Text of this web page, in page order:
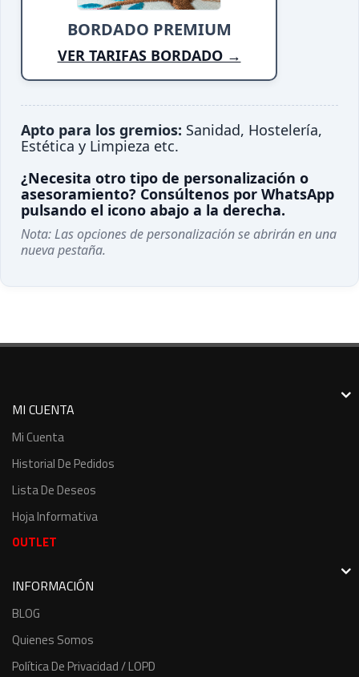
BORDADO PREMIUM
VER TARIFAS BORDADO →
Apto para los gremios: Sanidad, Hostelería,
Estética y Limpieza etc.
¿Necesita otro tipo de personalización o
asesoramiento? Consúltenos por WhatsApp
pulsando el icono abajo a la derecha.
Nota: Las opciones de personalización se abrirán en una
nueva pestaña.
MI CUENTA
Mi Cuenta
Historial De Pedidos
Lista De Deseos
Hoja Informativa
OUTLET
INFORMACIÓN
BLOG
Quienes Somos
Política De Privacidad / LOPD